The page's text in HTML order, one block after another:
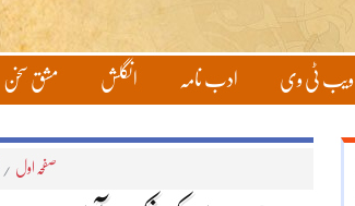
ویب ٹی وی ادب نامہ انگلش مشق سخن
صفحہ اول /